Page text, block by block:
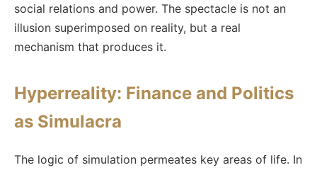
social relations and power. The spectacle is not an
illusion superimposed on reality, but a real
mechanism that produces it.
Hyperreality: Finance and Politics
as Simulacra
The logic of simulation permeates key areas of life. In